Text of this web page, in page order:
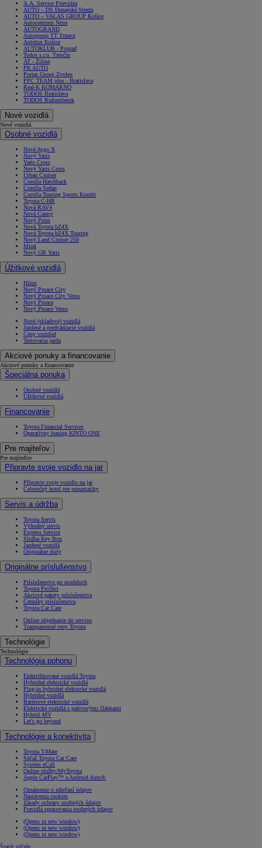
A.A. Service Prievidza
AUTO – DS Dunajská Streda
AUTO – VALAS GROUP Košice
Autocentrum Nitra
AUTOGRAND
Autogroup TT Trnava
Autolux Košice
AUTOKLUB - Poprad
Todos s.r.o. Trenčín
AT - Žilina
PK AUTO
Portas Group Zvolen
PPC TEAM plus - Bratislava
Real-K KOMÁRNO
TODOS Bratislava
TODOS Ružomberok
Nové vozidlá
Nové vozidlá
Osobné vozidlá
Nové Aygo X
Nový Yaris
Yaris Cross
Nový Yaris Cross
Urban Cruiser
Corolla Hatchback
Corolla Sedan
Corolla Touring Sports Kombi
Toyota C-HR
Nová RAV4
Nová Camry
Nový Prius
Nová Toyota bZ4X
Nová Toyota bZ4X Touring
Nový Land Cruiser 250
Mirai
Nový GR Yaris
Úžitkové vozidlá
Hilux
Nový Proace City
Nový Proace City Verso
Nový Proace
Nový Proace Verso
Nové (skladové) vozidlá
Jazdené a predvádzacie vozidlá
Ceny vozidiel
Testovacia jazda
Akciové ponuky a financovanie
Akciové ponuky a financovanie
Špeciálna ponuka
Osobné vozidlá
Úžitkové vozidlá
Financovanie
Toyota Financial Services
Operatívny leasing KINTO ONE
Pre majiteľov
Pre majiteľov
Připravte svoje vozidlo na jar
Připravte svoje vozidlo na jar
Celoročný hotel pre pneumatiky
Servis a údržba
Toyota Servis
Výhodný servis
Express Service
Služba Key Box
Jazdené vozidlá
Originálne diely
Originálne príslušenstvo
Príslušenstvo po modeloch
Toyota ProTect
Akciové pakety príslušenstva
Cenníky príslušenstva
Toyota Car Care
Online objednanie do servisu
Transparentné ceny Toyota
Technológie
Technológie
Technológia pohonu
Elektrifikované vozidlá Toyota
Hybridné elektrické vozidlá
Plug-in hybridné elektrické vozidlá
Hybridné vozidlá
Batériové elektrické vozidlá
Elektrické vozidlá s palivovými článkami
Hybrid 48V
Let's go beyond
Technológie a konektivita
Toyota T-Mate
Súťaž Toyota Car Care
Systém eCall
Online služby/MyToyota
Apple CarPlay™ a Android Auto®
Oznámenie o zdieľaní údajov
Nastavenia cookies
Zásady ochrany osobných údajov
Pravidlá spracovania osobných údajov
(Opens in new window)
(Opens in new window)
(Opens in new window)
Štatút súťaže